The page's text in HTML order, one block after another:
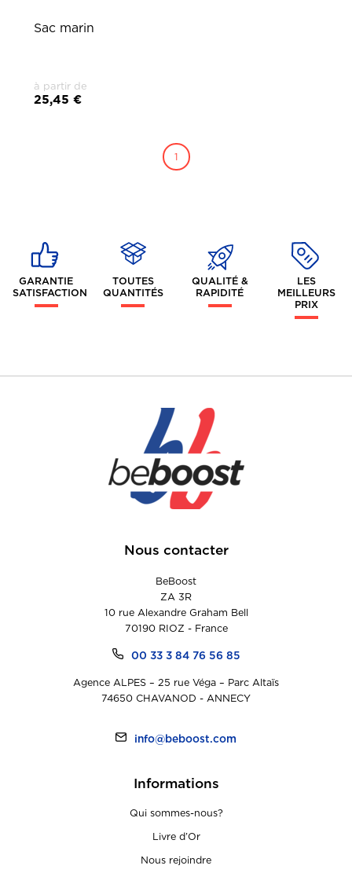
Sac marin
à partir de
25,45 €
1
GARANTIE
SATISFACTION
TOUTES
QUANTITÉS
QUALITÉ &
RAPIDITÉ
LES
MEILLEURS
PRIX
Nous contacter
BeBoost
ZA 3R
10 rue Alexandre Graham Bell
70190 RIOZ - France
00 33 3 84 76 56 85
Agence ALPES – 25 rue Véga – Parc Altaïs
74650 CHAVANOD - ANNECY
info@beboost.com
Informations
Qui sommes-nous?
Livre d’Or
Nous rejoindre